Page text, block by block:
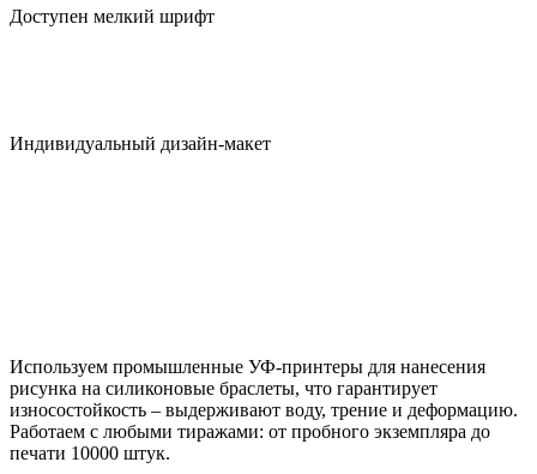
Доступен мелкий шрифт
Индивидуальный дизайн-макет
Используем промышленные УФ-принтеры для нанесения
рисунка на силиконовые браслеты, что гарантирует
износостойкость – выдерживают воду, трение и деформацию.
Работаем с любыми тиражами: от пробного экземпляра до
печати 10000 штук.